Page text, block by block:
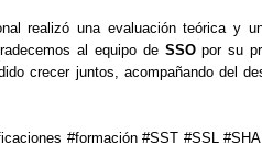
realizó una evaluación teórica y
al equipo de SSOpor su
crecer juntos, acompañando del
#formación #SST #SSL